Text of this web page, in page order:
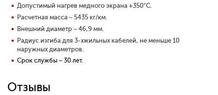
Допустимый нагрев медного экрана +350°С.
Расчетная масса – 5435 кг/км.
Внешний диаметр – 46,9 мм.
Радиус изгиба для 3-хжильных кабелей, не меньше 10
наружных диаметров.
Срок службы – 30 лет.
Отзывы